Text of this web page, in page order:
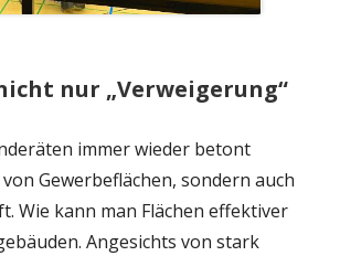
nur „Verweigerung“
immer wieder betont
Gewerbeflächen, sondern auch
Wie kann man Flächen effektiver
Angesichts von stark